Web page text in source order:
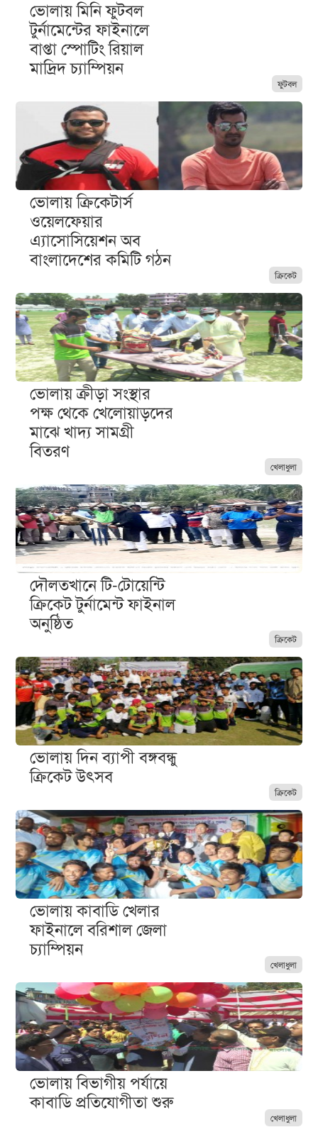
ফুটবল
ভোলায় মিনি ফুটবল
টুর্নামেন্টের ফাইনালে
বাপ্তা স্পোটিং রিয়াল
মাদ্রিদ চ্যাম্পিয়ন
ক্রিকেট
ভোলায় ক্রিকেটার্স
ওয়েলফেয়ার
এ্যাসোসিয়েশন অব
বাংলাদেশের কমিটি গঠন
খেলাধুলা
ভোলায় ক্রীড়া সংস্থার
পক্ষ থেকে খেলোয়াড়দের
মাঝে খাদ্য সামগ্রী
বিতরণ
ক্রিকেট
দৌলতখানে টি-টোয়েন্টি
ক্রিকেট টুর্নামেন্ট ফাইনাল
অনুষ্ঠিত
ক্রিকেট
ভোলায় দিন ব্যাপী বঙ্গবন্ধু
ক্রিকেট উৎসব
খেলাধুলা
ভোলায় কাবাডি খেলার
ফাইনালে বরিশাল জেলা
চ্যাম্পিয়ন
খেলাধুলা
ভোলায় বিভাগীয় পর্যায়ে
কাবাডি প্রতিযোগীতা শুরু